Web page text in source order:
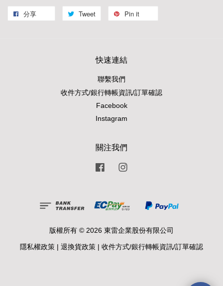
分享 Tweet Pin it
快速連結
聯繫我們
收件方式/銀行轉帳資訊/訂單確認
Facebook
Instagram
關注我們
Facebook
版權所有 © 2026 東雷企業股份有限公司
隱私權政策 | 退換貨政策 | 收件方式/銀行轉帳資訊/訂單確認